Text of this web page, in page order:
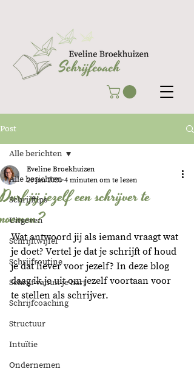
Post
Alle berichten
Schrijftips
Uitgeven
Schrijftwijfel
Schrijfroutine
Schrijf vanuit je hart
Schrijfcoaching
Structuur
Intuïtie
Ondernemen
Alle berichten
Durf jij jezelf een schrijver te
noemen?
Eveline Broekhuizen
20 jan 2020 4 minuten om te lezen
Wat antwoord jij als iemand vraagt wat
je doet? Vertel je dat je schrijft of houd
je dat liever voor jezelf? In deze blog
daag ik je uit om jezelf voortaan voor
te stellen als schrijver.